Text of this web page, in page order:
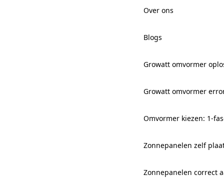
Over ons
Blogs
Growatt omvormer
Growatt omvormer
Omvormer kiezen: 1-
Zonnepanelen zelf
Zonnepanelen correct